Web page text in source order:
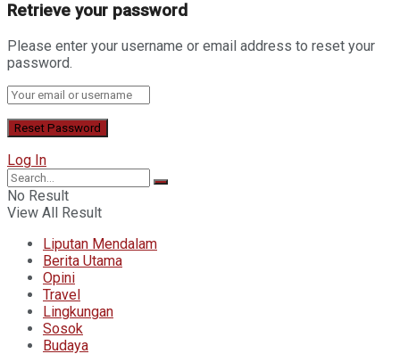
Retrieve your password
Please enter your username or email address to reset your
password.
Log In
No Result
View All Result
Liputan Mendalam
Berita Utama
Opini
Travel
Lingkungan
Sosok
Budaya